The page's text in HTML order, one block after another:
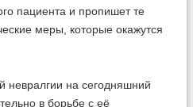
пациента и пропишет те
меры, которые окажутся
невралгии на сегодняшний
в борьбе с её